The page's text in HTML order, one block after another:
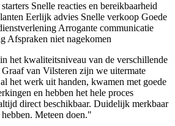
Snelle reacties en bereikbaarheid
Eerlijk advies Snelle verkoop Goede
Arrogante communicatie
Afspraken niet nagekomen
het kwaliteitsniveau van de verschillende
Graaf van Vilsteren zijn we uitermate
het werk uit handen, kwamen met goede
en hebben het hele proces
direct beschikbaar. Duidelijk merkbaar
Meteen doen."